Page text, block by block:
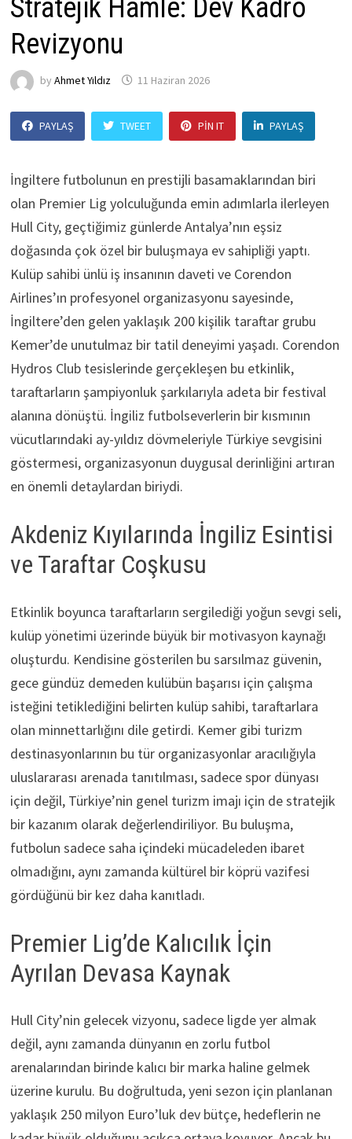
Stratejik Hamle: Dev Kadro
Revizyonu
by Ahmet Yıldız 11 Haziran 2026
PAYLAŞ TWEET PIN IT PAYLAŞ
İngiltere futbolunun en prestijli basamaklarından biri
olan Premier Lig yolculuğunda emin adımlarla ilerleyen
Hull City, geçtiğimiz günlerde Antalya’nın eşsiz
doğasında çok özel bir buluşmaya ev sahipliği yaptı.
Kulüp sahibi ünlü iş insanının daveti ve Corendon
Airlines’ın profesyonel organizasyonu sayesinde,
İngiltere’den gelen yaklaşık 200 kişilik taraftar grubu
Kemer’de unutulmaz bir tatil deneyimi yaşadı. Corendon
Hydros Club tesislerinde gerçekleşen bu etkinlik,
taraftarların şampiyonluk şarkılarıyla adeta bir festival
alanına dönüştü. İngiliz futbolseverlerin bir kısmının
vücutlarındaki ay-yıldız dövmeleriyle Türkiye sevgisini
göstermesi, organizasyonun duygusal derinliğini artıran
en önemli detaylardan biriydi.
Akdeniz Kıyılarında İngiliz Esintisi
ve Taraftar Coşkusu
Etkinlik boyunca taraftarların sergilediği yoğun sevgi seli,
kulüp yönetimi üzerinde büyük bir motivasyon kaynağı
oluşturdu. Kendisine gösterilen bu sarsılmaz güvenin,
gece gündüz demeden kulübün başarısı için çalışma
isteğini tetiklediğini belirten kulüp sahibi, taraftarlara
olan minnettarlığını dile getirdi. Kemer gibi turizm
destinasyonlarının bu tür organizasyonlar aracılığıyla
uluslararası arenada tanıtılması, sadece spor dünyası
için değil, Türkiye’nin genel turizm imajı için de stratejik
bir kazanım olarak değerlendiriliyor. Bu buluşma,
futbolun sadece saha içindeki mücadeleden ibaret
olmadığını, aynı zamanda kültürel bir köprü vazifesi
gördüğünü bir kez daha kanıtladı.
Premier Lig’de Kalıcılık İçin
Ayrılan Devasa Kaynak
Hull City’nin gelecek vizyonu, sadece ligde yer almak
değil, aynı zamanda dünyanın en zorlu futbol
arenalarından birinde kalıcı bir marka haline gelmek
üzerine kurulu. Bu doğrultuda, yeni sezon için planlanan
yaklaşık 250 milyon Euro’luk dev bütçe, hedeflerin ne